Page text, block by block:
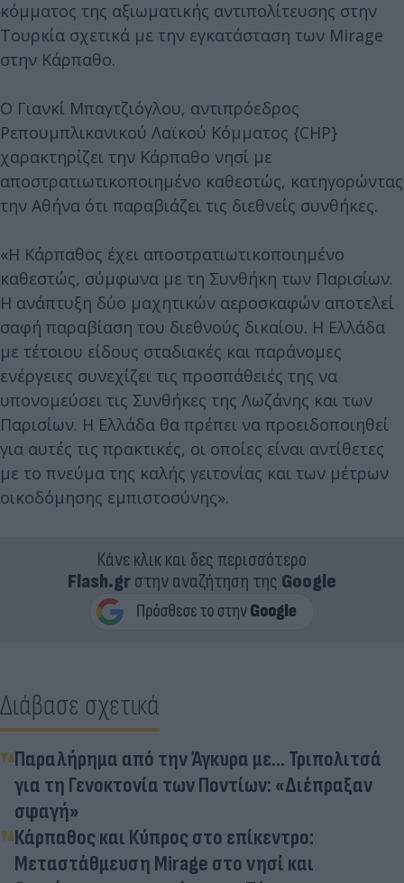
κόμματος της αξιωματικής αντιπολίτευσης στην
Τουρκία σχετικά με την εγκατάσταση των Mirage
στην Κάρπαθο.
Ο Γιανκί Μπαγτζιόγλου, αντιπρόεδρος
Ρεπουμπλικανικού Λαϊκού Κόμματος {CHP}
χαρακτηρίζει την Κάρπαθο νησί με
αποστρατιωτικοποιημένο καθεστώς, κατηγορώντας
την Αθήνα ότι παραβιάζει τις διεθνείς συνθήκες.
«Η Κάρπαθος έχει αποστρατιωτικοποιημένο
καθεστώς, σύμφωνα με τη Συνθήκη των Παρισίων.
Η ανάπτυξη δύο μαχητικών αεροσκαφών αποτελεί
σαφή παραβίαση του διεθνούς δικαίου. Η Ελλάδα
με τέτοιου είδους σταδιακές και παράνομες
ενέργειες συνεχίζει τις προσπάθειές της να
υπονομεύσει τις Συνθήκες της Λωζάνης και των
Παρισίων. Η Ελλάδα θα πρέπει να προειδοποιηθεί
για αυτές τις πρακτικές, οι οποίες είναι αντίθετες
με το πνεύμα της καλής γειτονίας και των μέτρων
οικοδόμησης εμπιστοσύνης».
Κάνε κλικ και δες περισσότερο
Flash.grστην αναζήτηση της Google
Διάβασε σχετικά
Παραλήρημα από την Άγκυρα με... Τριπολιτσά
για τη Γενοκτονία των Ποντίων: «Διέπραξαν
σφαγή»
Κάρπαθος και Κύπρος στο επίκεντρο:
Μεταστάθμευση Mirage στο νησί και